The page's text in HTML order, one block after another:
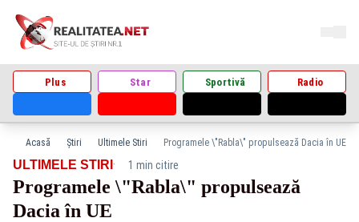
Plus Star Sportivă Radio
Acasă Știri Ultimele Stiri Programele \"Rabla\" propulsează Dacia în UE
ULTIMELE STIRI · 1 min citire
Programele \"Rabla\" propulsează
Dacia în UE